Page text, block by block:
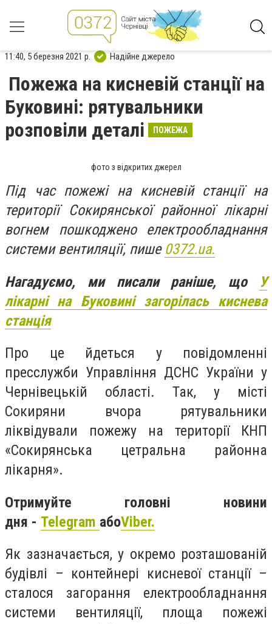
11:40, 5 березня 2021 р. Надійне джерело
Пожежа на кисневій станції на
Буковині: рятувальники
розповіли деталі
ПОЖЕЖА
фото з відкритих джерел
Під час пожежі на кисневій станції на
території Сокирянської районної лікарні
вогнем пошкоджено електрообладнання
системи вентиляції, пише 0372.ua.
Нагадуємо, ми писали раніше, що
У
лікарні на Буковині загорілась киснева
станція
Про це йдеться у повідомленні
пресслужби Управління ДСНС України у
Чернівецькій області. Так, у місті
Сокиряни вчора рятувальники
ліквідували пожежу на території КНП
«Сокирянська цетральна районна
лікарня».
Отримуйте головні новини
дня - Telegram абоViber.
Як зазначається, у окремо розташованій
будівлі – контейнері кисневої станції –
сталося загорання електрообладнання
системи вентиляції, площа пожежі